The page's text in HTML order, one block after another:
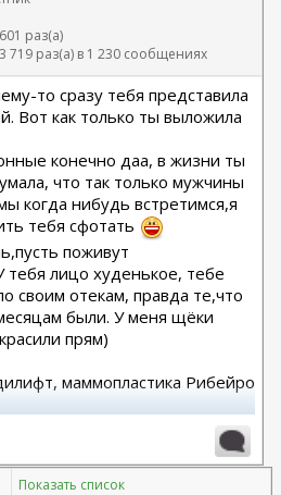
раз(а)
719 раз(а) в 1 230 сообщениях
то сразу тебя представила
Вот как только ты выложила
конечно даа, в жизни ты
что так только мужчины
когда нибудь встретимся,я
тебя сфотать
поживут
тебя лицо худенькое, тебе
своим отекам, правда те,что
были. У меня щёки
прям)
маммопластика Рибейро
с ушиванием диастаза .
Показать список